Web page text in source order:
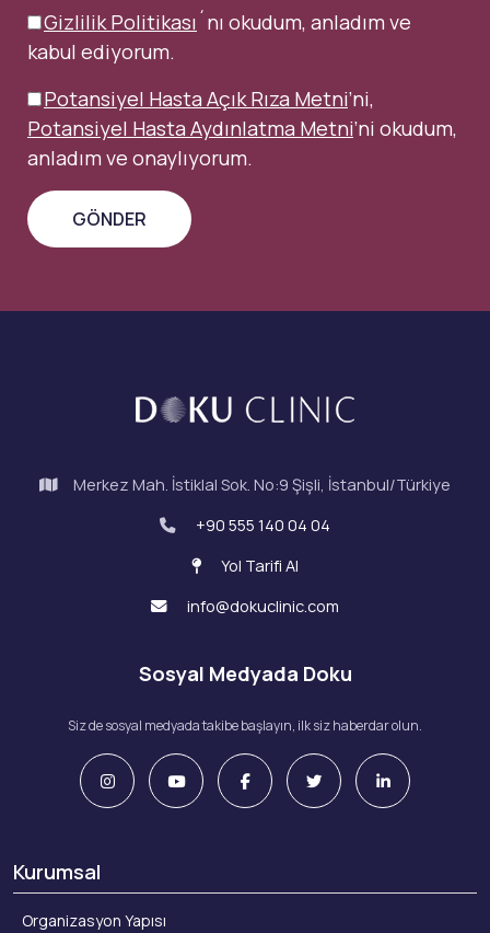
Gizlilik Politikası ´nı okudum, anladım ve
kabul ediyorum.
Potansiyel Hasta Açık Rıza Metni’ni,
Potansiyel Hasta Aydınlatma Metni’ni okudum,
anladım ve onaylıyorum.
Merkez Mah. İstiklal Sok. No:9 Şişli, İstanbul/Türkiye
+90 555 140 04 04
Yol Tarifi Al
info@dokuclinic.com
Sosyal Medyada Doku
Siz de sosyal medyada takibe başlayın, ilk siz haberdar olun.
Kurumsal
Organizasyon Yapısı